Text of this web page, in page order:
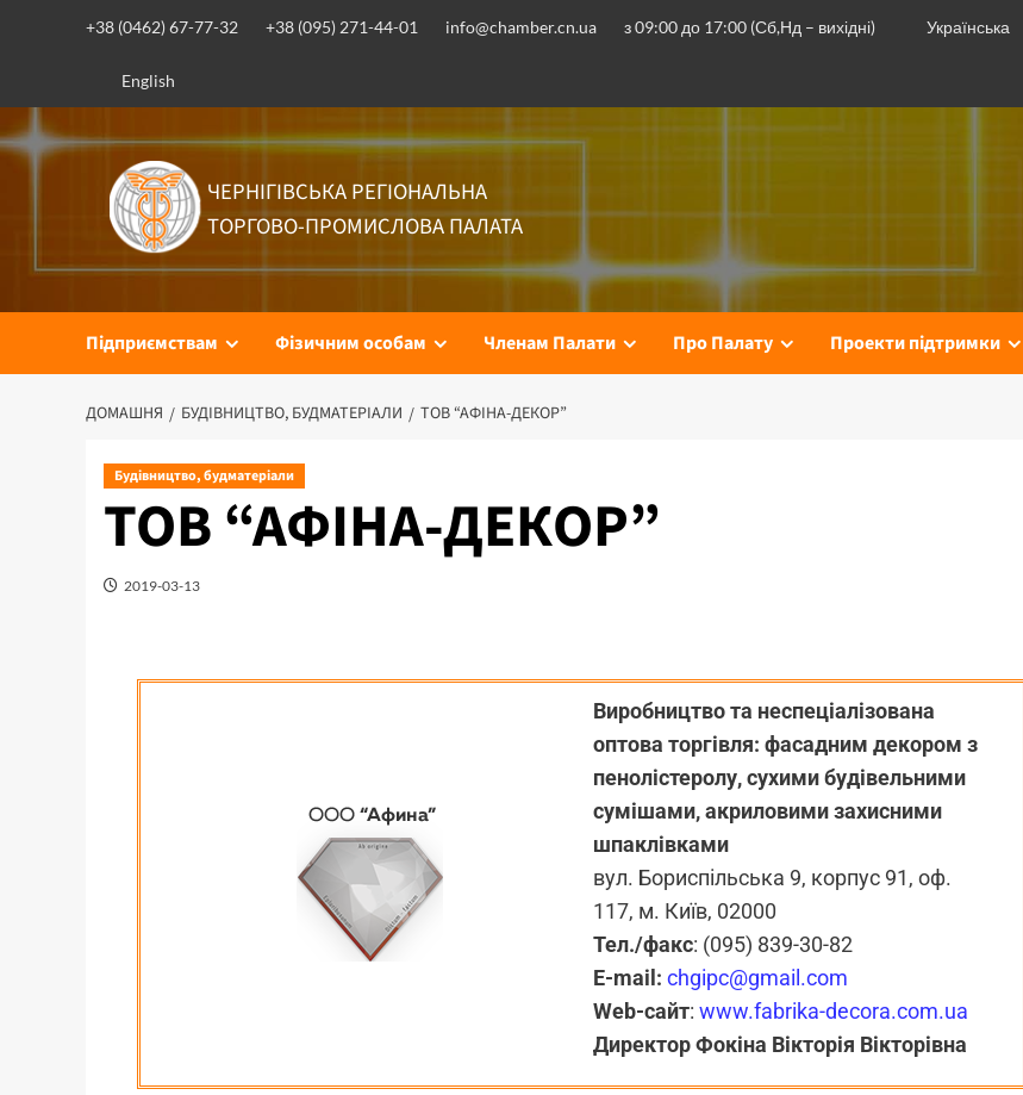
+38 (0462) 67-77-32 +38 (095) 271-44-01 info@chamber.cn.ua з 09:00 до 17:00 (Сб,Нд – вихідні) Українська
English
ЧЕРНІГІВСЬКА РЕГІОНАЛЬНА
ТОРГОВО-ПРОМИСЛОВА ПАЛАТА
Підприємствам Фізичним особам Членам Палати Про Палату Проекти підтримки
ДОМАШНЯ БУДІВНИЦТВО, БУДМАТЕРІАЛИ ТОВ “АФІНА-ДЕКОР”
Будівництво, будматеріали
ТОВ “АФІНА-ДЕКОР”
2019-03-13
Виробництво та неспеціалізована
оптова торгівля: фасадним декором з
пенолістеролу, сухими будівельними
сумішами, акриловими захисними
шпаклівками
вул. Бориспільська 9, корпус 91, оф.
117, м. Київ, 02000
Тел./факс: (095) 839-30-82
E-mail: chgipc@gmail.com
Web-сайт:www.fabrika-decora.com.ua
Директор Фокіна Вікторія Вікторівна